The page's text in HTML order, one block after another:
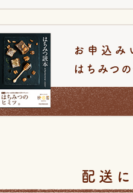
お申込み
はちみつ
配送